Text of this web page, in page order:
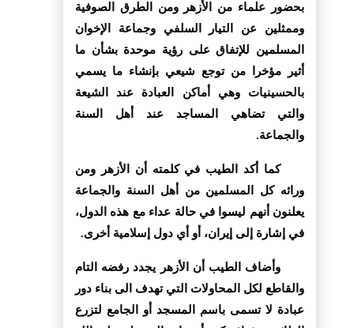
بحضور علماء من الأزهر ومن الطرق الصوفية
وممثلين عن التيار السلفي وجماعة الإخوان
المسلمين للإتفاق على رؤية موحدة بشأن ما
أثير مؤخرا من توجع شيعي بإنشاء ما يسمي
بالحسينيات وهي أماكن العبادة عند الشيعة
والتي تضاهي المساجد عند أهل السنة
والجماعة.
كما أكد الطيب في كلمته أن الأزهر ومن
ورائه كل المسلمين من أهل السنة والجماعة
يعلنون أنهم ليسوا في حالة عداء مع هذه الدول،
في إشارة إلى إيران، أو أي دول إسلامية أخرى.
وأضاف الطيب أن الأزهر يجدد رفضه التام
والقاطع لكل المحاولات التي تهدف الى بناء دور
عبادة لا تسمى باسم المسجد أو الجامع لتزرع